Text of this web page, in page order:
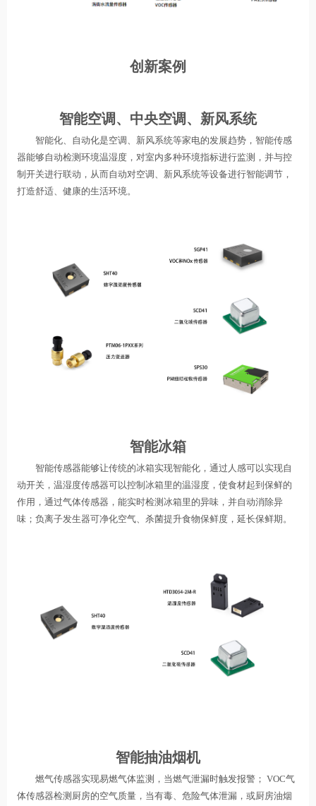
创新案例
智能空调、中央空调、新风系统
智能化、自动化是空调、新风系统等家电的发展趋势，智能传感
器能够自动检测环境温湿度，对室内多种环境指标进行监测，并与控
制开关进行联动，从而自动对空调、新风系统等设备进行智能调节，
打造舒适、健康的生活环境。
智能冰箱
智能传感器能够让传统的冰箱实现智能化，通过人感可以实现自
动开关，温湿度传感器可以控制冰箱里的温湿度，使食材起到保鲜的
作用，通过气体传感器，能实时检测冰箱里的异味，并自动消除异
味；负离子发生器可净化空气、杀菌提升食物保鲜度，延长保鲜期。
智能抽油烟机
燃气传感器实现易燃气体监测，当燃气泄漏时触发报警； VOC气
体传感器检测厨房的空气质量，当有毒、危险气体泄漏，或厨房油烟